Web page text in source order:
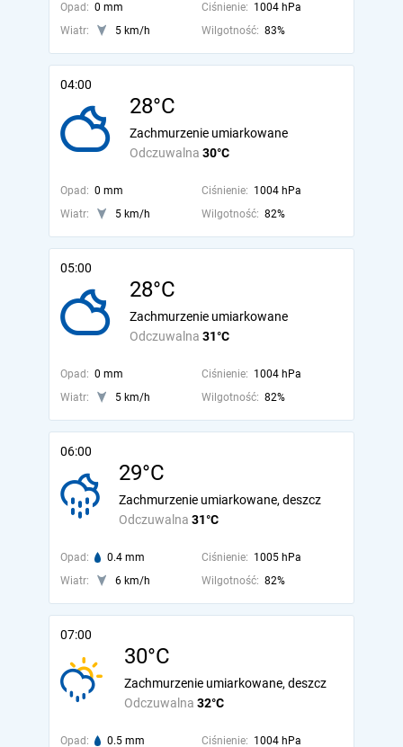
Opad: 0 mm Ciśnienie: 1004 hPa
Wiatr:
5 km/h Wilgotność: 83%
04:00
28°C
Odczuwalna 30°C
Zachmurzenie umiarkowane
Opad: 0 mm Ciśnienie: 1004 hPa
Wiatr:
5 km/h Wilgotność: 82%
05:00
28°C
Odczuwalna 31°C
Zachmurzenie umiarkowane
Opad: 0 mm Ciśnienie: 1004 hPa
Wiatr:
5 km/h Wilgotność: 82%
06:00
29°C
Odczuwalna 31°C
Zachmurzenie umiarkowane, deszcz
Opad: 0.4 mm Ciśnienie: 1005 hPa
Wiatr:
6 km/h Wilgotność: 82%
07:00
30°C
Odczuwalna 32°C
Zachmurzenie umiarkowane, deszcz
Opad: 0.5 mm Ciśnienie: 1004 hPa